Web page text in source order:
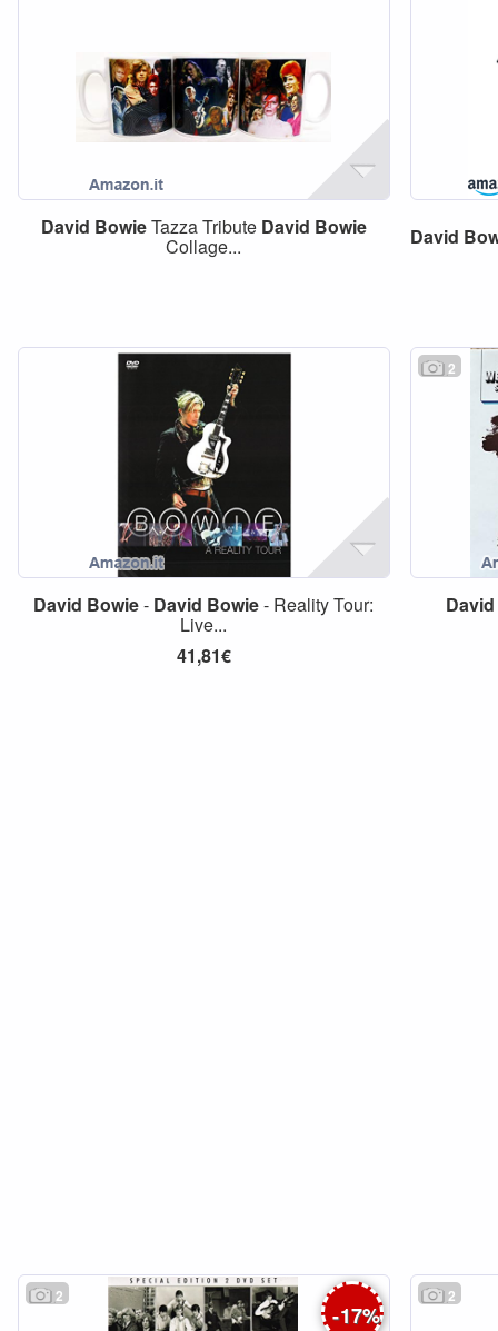
David BowieTazza Tribute David Bowie
Collage... David
David Bowie- David Bowie- Reality Tour:
Live...
41,81€
2
David
2
-17%
2